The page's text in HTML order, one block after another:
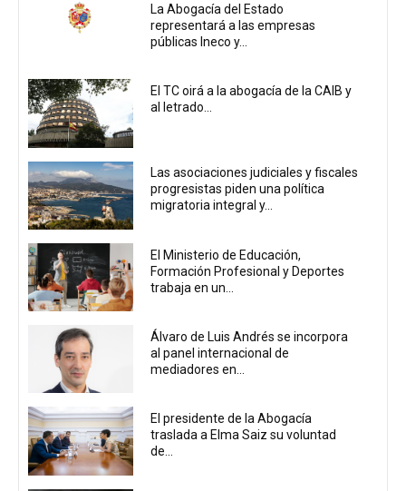
La Abogacía del Estado
representará a las empresas
públicas Ineco y...
El TC oirá a la abogacía de la CAIB y
al letrado...
Las asociaciones judiciales y fiscales
progresistas piden una política
migratoria integral y...
El Ministerio de Educación,
Formación Profesional y Deportes
trabaja en un...
Álvaro de Luis Andrés se incorpora
al panel internacional de
mediadores en...
El presidente de la Abogacía
traslada a Elma Saiz su voluntad
de...